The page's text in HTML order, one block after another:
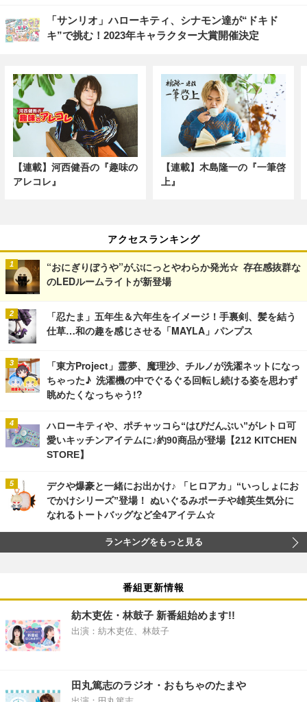
「サンリオ」ハローキティ、シナモン達が“ドキド
キ”で挑む！2023年キャラクター大賞開催決定
【連載】河西健吾の『趣味の
アレコレ』
【連載】木島隆一の『一筆啓
上』
アクセスランキング
“おにぎりぼうや”がぷにっとやわらか発光☆ 存在感抜群な
のLEDルームライトが新登場
「忍たま」五年生＆六年生をイメージ！手裏剣、髪を結う
仕草…和の趣を感じさせる「MAYLA」パンプス
「東方Project」霊夢、魔理沙、チルノが洗濯ネットになっ
ちゃった♪ 洗濯機の中でぐるぐる回転し続ける姿を思わず
眺めたくなっちゃう!?
ハローキティや、ポチャッコら“はぴだんぶい”がレトロ可
愛いキッチンアイテムに♪約90商品が登場【212 KITCHEN
STORE】
デクや爆豪と一緒にお出かけ♪ 「ヒロアカ」“いっしょにお
でかけシリーズ”登場！ ぬいぐるみポーチや雄英生気分に
なれるトートバッグなど全4アイテム☆
ランキングをもっと見る
番組更新情報
紡木吏佐・林鼓子 新番組始めます!!
出演：紡木吏佐、林鼓子
田丸篤志のラジオ・おもちゃのたまや